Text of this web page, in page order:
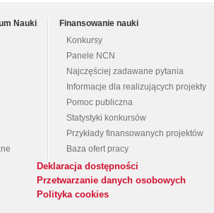
Nauki
Finansowanie nauki
Konkursy
Panele NCN
Najczęściej zadawane pytania
Informacje dla realizujących projekty
Pomoc publiczna
Statystyki konkursów
Przykłady finansowanych projektów
Baza ofert pracy
Deklaracja dostępności
Przetwarzanie danych osobowych
Polityka cookies